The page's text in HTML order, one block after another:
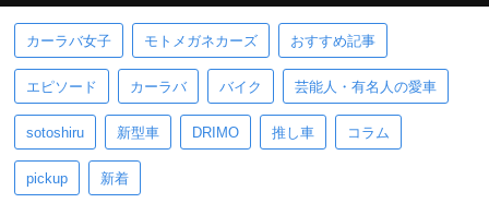
カーラバ女子 モトメガネカーズ おすすめ記事
エピソード カーラバ バイク 芸能人・有名人の愛車
sotoshiru 新型車 DRIMO 推し車 コラム
pickup 新着